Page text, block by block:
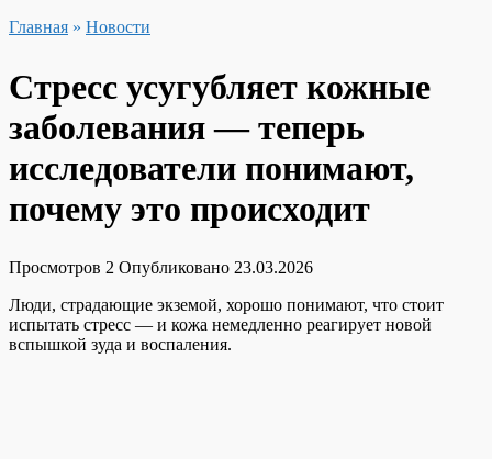
Главная » Новости
Стресс усугубляет кожные
заболевания — теперь
исследователи понимают,
почему это происходит
Просмотров 2 Опубликовано 23.03.2026
Люди, страдающие экземой, хорошо понимают, что стоит
испытать стресс — и кожа немедленно реагирует новой
вспышкой зуда и воспаления.